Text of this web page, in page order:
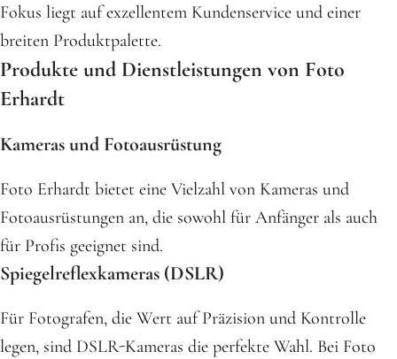
Fokus liegt auf exzellentem Kundenservice und einer
breiten Produktpalette.
Produkte und Dienstleistungen von Foto
Erhardt
Kameras und Fotoausrüstung
Foto Erhardt bietet eine Vielzahl von Kameras und
Fotoausrüstungen an, die sowohl für Anfänger als auch
für Profis geeignet sind.
Spiegelreflexkameras (DSLR)
Für Fotografen, die Wert auf Präzision und Kontrolle
legen, sind DSLR-Kameras die perfekte Wahl. Bei Foto